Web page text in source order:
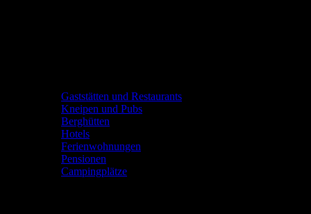
Gaststätten und Restaurants
Kneipen und Pubs
Berghütten
Hotels
Ferienwohnungen
Pensionen
Campingplätze